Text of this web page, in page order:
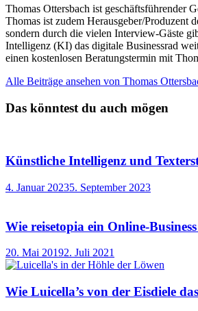
Thomas Ottersbach ist geschäftsführender
Thomas ist zudem Herausgeber/Produzent
sondern durch die vielen Interview-Gäste
Intelligenz (KI) das digitale Businessrad
einen kostenlosen Beratungstermin mit
Alle Beiträge ansehen von Thomas
Das könntest du auch mögen
Künstliche Intelligenz und
4. Januar 20235. September 2023
Wie reisetopia ein Online-
20. Mai 20192. Juli 2021
Wie Luicella’s von der Eisdiele